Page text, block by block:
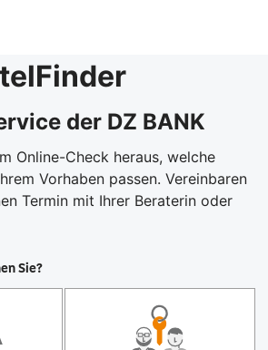
der DZ BANK
Online-Check heraus, welche
Vorhaben passen. Vereinbaren
Termin mit Ihrer Beraterin oder